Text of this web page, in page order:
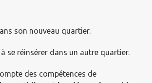
son nouveau quartier​.
se réinsérer dans un autre quartier​.
des compétences de